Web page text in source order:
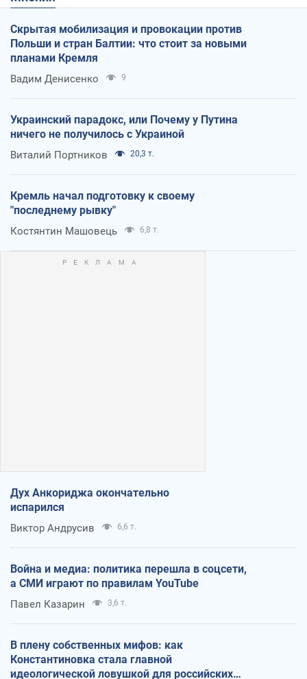
Скрытая мобилизация и провокации против
Польши и стран Балтии: что стоит за новыми
планами Кремля
Вадим Денисенко 9
Украинский парадокс, или Почему у Путина
ничего не получилось с Украиной
Виталий Портников 20,3 т.
Кремль начал подготовку к своему
"последнему рывку"
Костянтин Машовець 6,8 т.
Дух Анкориджа окончательно
испарился
Виктор Андрусив 6,6 т.
Война и медиа: политика перешла в соцсети,
а СМИ играют по правилам YouTube
Павел Казарин 3,6 т.
В плену собственных мифов: как
Константиновка стала главной
идеологической ловушкой для российских